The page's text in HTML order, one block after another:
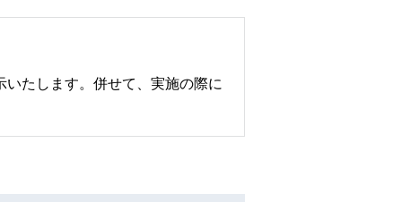
たします。併せて、実施の際に